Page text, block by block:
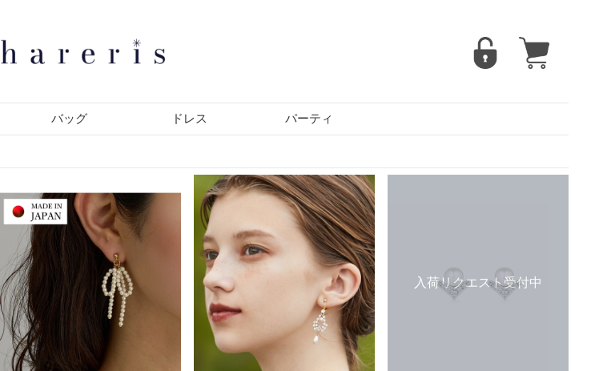
バッグ ドレス パーティ
入荷リクエスト受付中